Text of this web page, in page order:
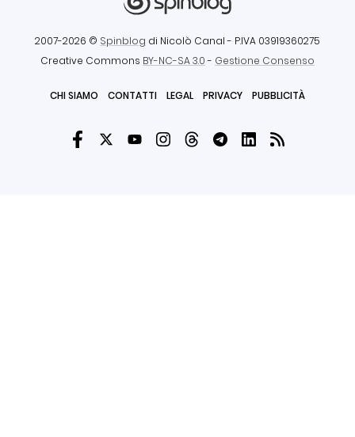
2007-2026 © Spinblog di Nicolò Canal - P.IVA 03919360275
Creative Commons BY-NC-SA 3.0- Gestione Consenso
CHI SIAMO CONTATTI LEGAL PRIVACY PUBBLICITÀ